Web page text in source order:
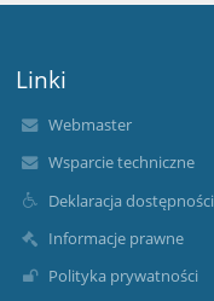
Linki
Webmaster
Wsparcie techniczne
Deklaracja dostępności
Informacje prawne
Polityka prywatności